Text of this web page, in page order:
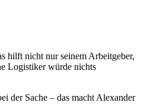
hilft nicht nur seinem Arbeitgeber,
Logistiker würde nichts
der Sache – das macht Alexander